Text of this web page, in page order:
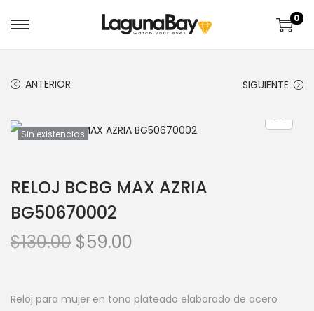
0
ANTERIOR SIGUIENTE
Sin existencias
RELOJ BCBG MAX AZRIA
BG50670002
$130.00 $59.00
Reloj para mujer en tono plateado elaborado de acero